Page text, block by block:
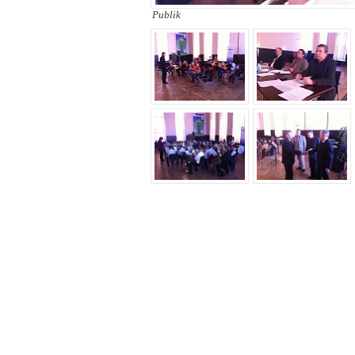
Publik | EST-NOK 2012
Publik